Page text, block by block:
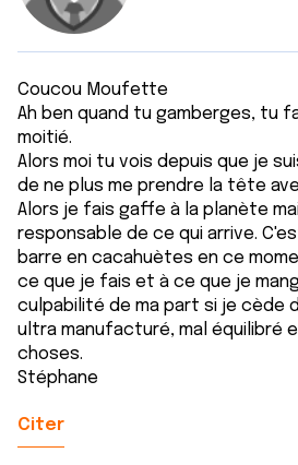
Coucou Moufette
Ah ben quand tu gamberges, tu
moitié.
Alors moi tu vois depuis que je
de ne plus me prendre la tête
Alors je fais gaffe à la planète
responsable de ce qui arrive.
barre en cacahuètes en ce
ce que je fais et à ce que je
culpabilité de ma part si je cède
ultra manufacturé, mal équilibré
choses.
Stéphane
Citer